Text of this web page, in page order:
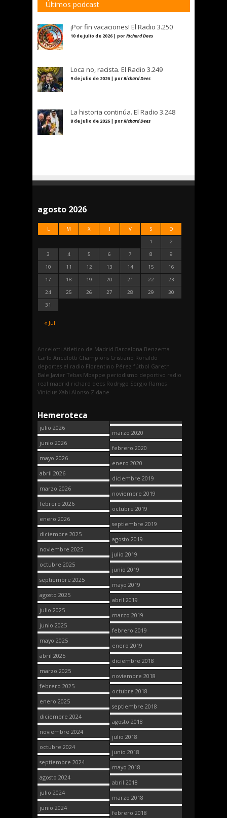
Últimos podcast
¡Por fin vacaciones! El Radio 3.250
10 de julio de 2026 | porRichard Dees
Loca no, racista. El Radio 3.249
9 de julio de 2026 | porRichard Dees
La historia continúa. El Radio 3.248
8 de julio de 2026 | porRichard Dees
agosto 2026
L M X J V S D
« Jul
1
2
3
4 5 6 7 8
9
10
11 12 13 14 15
16
17
18 19 20 21 22
23
24
25 26 27 28 29
30
31
Ancelotti Atletico de Madrid Barcelona Benzema
Carlo Ancelotti Champions Cristiano Ronaldo
deportes el radio Florentino Pérez fútbol Gareth
Bale Javier Tebas Mbappe periodismo deportivo radio
real madrid richard dees Rodrygo Sergio Ramos
Vinicius Xabi Alonso Zidane
Hemeroteca
julio 2026
junio 2026
mayo 2026
abril 2026
marzo 2026
febrero 2026
enero 2026
diciembre 2025
noviembre 2025
octubre 2025
septiembre 2025
agosto 2025
julio 2025
junio 2025
mayo 2025
abril 2025
marzo 2025
febrero 2025
enero 2025
diciembre 2024
noviembre 2024
octubre 2024
septiembre 2024
agosto 2024
julio 2024
junio 2024
marzo 2020
febrero 2020
enero 2020
diciembre 2019
noviembre 2019
octubre 2019
septiembre 2019
agosto 2019
julio 2019
junio 2019
mayo 2019
abril 2019
marzo 2019
febrero 2019
enero 2019
diciembre 2018
noviembre 2018
octubre 2018
septiembre 2018
agosto 2018
julio 2018
junio 2018
mayo 2018
abril 2018
marzo 2018
febrero 2018